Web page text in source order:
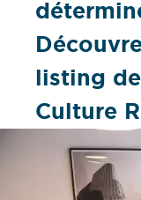
listing
Culture